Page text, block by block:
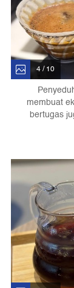
4 / 10
membuat
bertugas